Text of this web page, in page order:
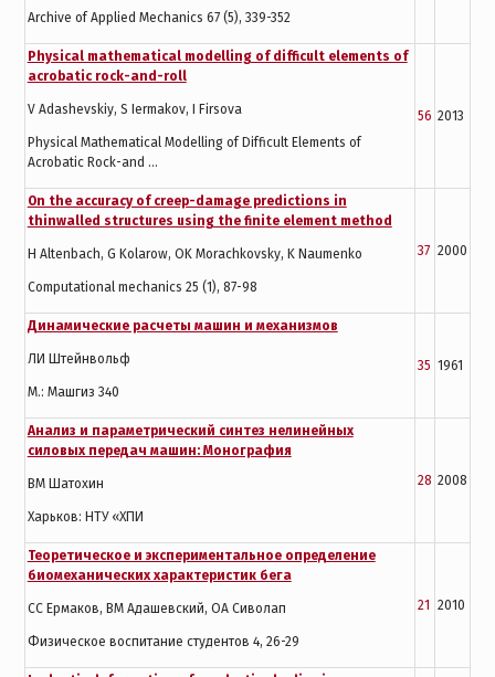
Archive of Applied Mechanics 67 (5), 339-352
Physical mathematical modelling of difficult elements of
acrobatic rock-and-roll
V Adashevskiy, S Iermakov, I Firsova
Physical Mathematical Modelling of Difficult Elements of
Acrobatic Rock-and …
56 2013
On the accuracy of creep-damage predictions in
thinwalled structures using the finite element method
H Altenbach, G Kolarow, OK Morachkovsky, K Naumenko
Computational mechanics 25 (1), 87-98
37 2000
Динамические расчеты машин и механизмов
ЛИ Штейнвольф
М.: Машгиз 340
35 1961
Анализ и параметрический синтез нелинейных
силовых передач машин: Монография
ВМ Шатохин
Харьков: НТУ «ХПИ
28 2008
Теоретическое и экспериментальное определение
биомеханических характеристик бега
СС Ермаков, ВМ Адашевский, ОА Сиволап
Физическое воспитание студентов 4, 26-29
21 2010